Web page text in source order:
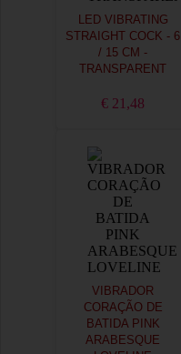
LED VIBRATING
STRAIGHT COCK - 6
/ 15 CM -
TRANSPARENT
€ 21,48
VIBRADOR
CORAÇÃO DE
BATIDA PINK
ARABESQUE